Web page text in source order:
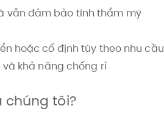
vẫn đảm bảo tính thẩm mỹ
hoặc cố định tùy theo nhu
khả năng chống rỉ
chúng tôi?